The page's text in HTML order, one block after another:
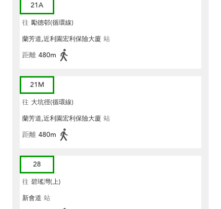
21A
往 勵德邨(循環線)
蘭芳道,近利園宏利保險大廈 站
距離 480m
21M
往 大坑徑(循環線)
蘭芳道,近利園宏利保險大廈 站
距離 480m
28
往 碧瑤灣(上)
新會道 站